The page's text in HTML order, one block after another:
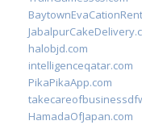
halobjd.com
intelligenceqatar.com
PikaPikaApp.com
HamadaOfJapan.com